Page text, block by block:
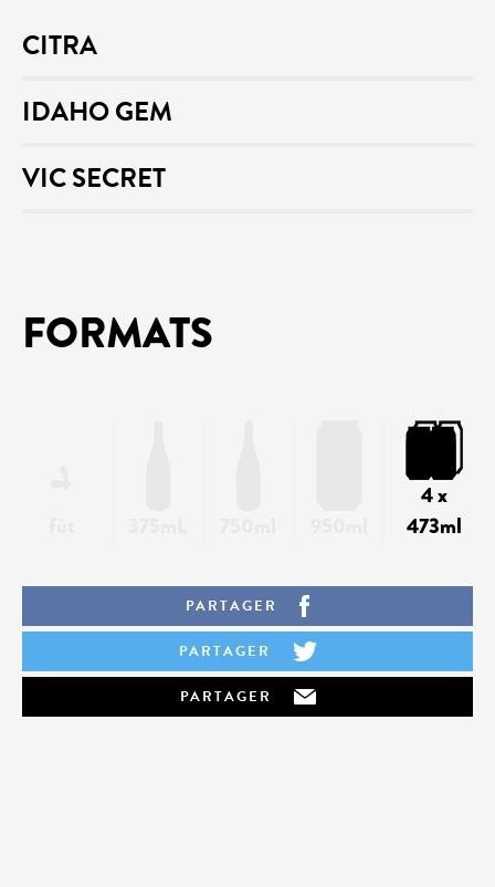
CITRA
IDAHO GEM
VIC SECRET
FORMATS
4 x
473ml
PARTAGER
PARTAGER
PARTAGER